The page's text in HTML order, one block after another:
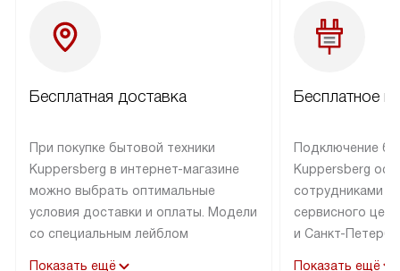
Бесплатная доставка
При покупке бытовой техники
Kuppersberg в интернет-магазине
можно выбрать оптимальные
условия доставки и оплаты. Модели
со специальным лейблом
Показать ещё
Бесплатное
Подключение
Kuppersberg
сотрудниками
сервисного
и Санкт-
Показать ещё